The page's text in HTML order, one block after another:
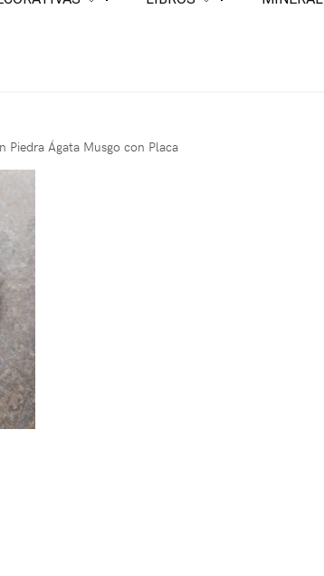
Piedra Ágata Musgo con Placa